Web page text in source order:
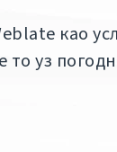
као
то уз